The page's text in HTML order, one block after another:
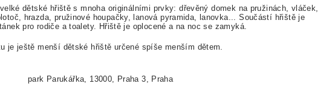
dětské hřiště s mnoha originálními prvky: dřevěný domek na pružinách, vláček,
hrazda, pružinové houpačky, lanová pyramida, lanovka... Součástí hřiště je
pro rodiče a toalety. Hřiště je oplocené a na noc se zamyká.
je ještě menší dětské hřiště určené spíše menším dětem.
park Parukářka, 13000, Praha 3, Praha